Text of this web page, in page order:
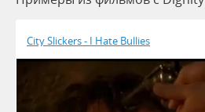
City Slickers - I Hate Bullies